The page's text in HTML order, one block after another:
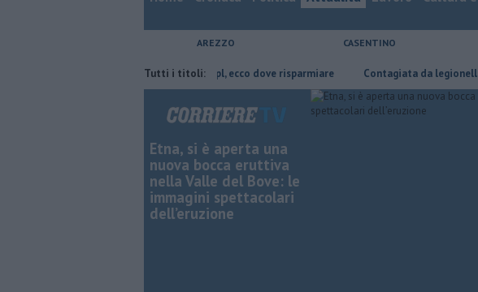
AREZZO CASENTINO
Tutti i titoli:
​Benzina, gasolio, gpl, ecco dove risparmiare Contagiata da legionella, non ce
Etna, si è aperta una
nuova bocca eruttiva
nella Valle del Bove: le
immagini spettacolari
dell’eruzione